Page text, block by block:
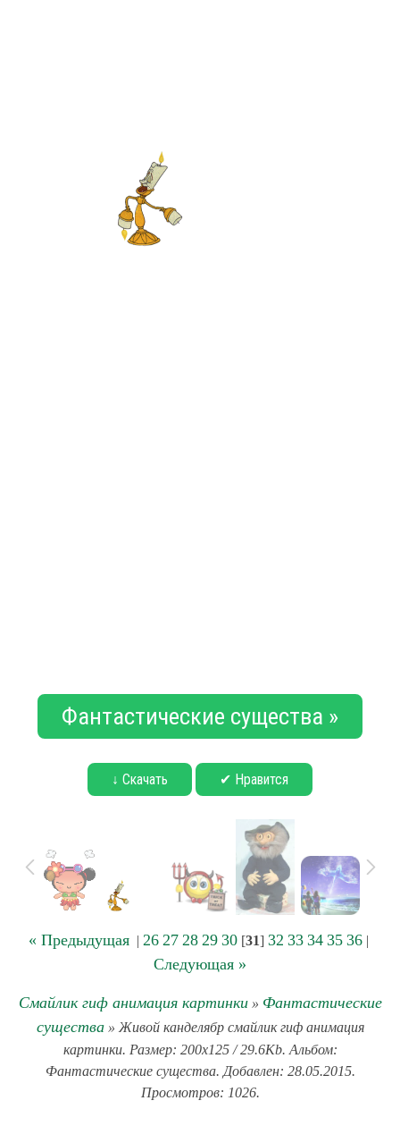
Фантастические существа »
↓ Скачать ✔ Нравится
« Предыдущая| 26 27 28 29 30[31] 32 33 34 35 36|
Следующая »
Смайлик гиф анимация картинки» Фантастические
существа» Живой канделябр смайлик гиф анимация
картинки. Размер: 200x125 / 29.6Kb. Альбом:
Фантастические существа. Добавлен: 28.05.2015.
Просмотров: 1026.